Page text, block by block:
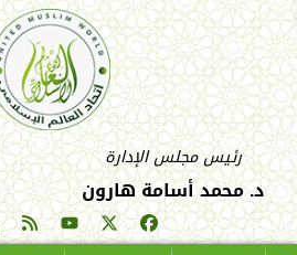
رئيس مجلس الإدارة
د. محمد أسامة هارون